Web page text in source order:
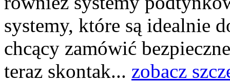
systemy, które są idealnie
chcący zamówić
teraz skontak... zobacz